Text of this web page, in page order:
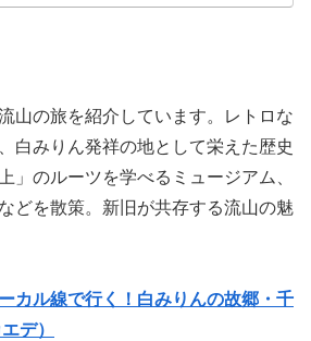
山の旅を紹介しています。レトロな
白みりん発祥の地として栄えた歴史
」のルーツを学べるミュージアム、
どを散策。新旧が共存する流山の魅
カル線で行く！白みりんの故郷・千
デ）